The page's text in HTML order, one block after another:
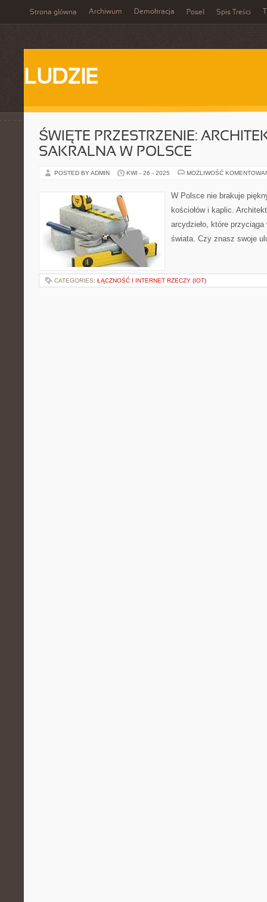
Strona główna Archiwum Demokracja Poseł Spis Treści
LUDZIE
ŚWIĘTE PRZESTRZENIE:
SAKRALNA W POLSCE
POSTED BY ADMIN KWI - 26 - 2025 MOŻLIWOŚĆ
W Polsce nie brakuje
kościołów i kaplic.
arcydzieło, które
świata. Czy znasz swoje
CATEGORIES: ŁĄCZNOŚĆ I INTERNET RZECZY (IOT)